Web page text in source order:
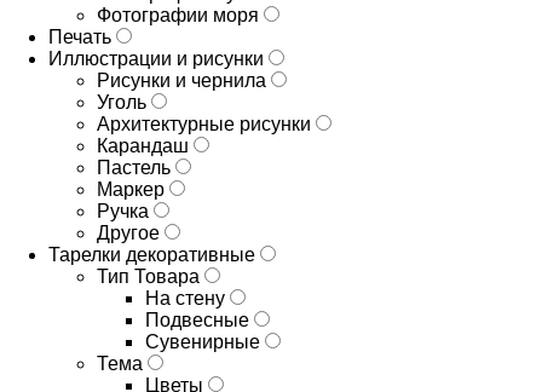
Фотографии моря
Печать
Иллюстрации и рисунки
Рисунки и чернила
Уголь
Архитектурные рисунки
Карандаш
Пастель
Маркер
Ручка
Другое
Тарелки декоративные
Тип Товара
На стену
Подвесные
Сувенирные
Тема
Цветы